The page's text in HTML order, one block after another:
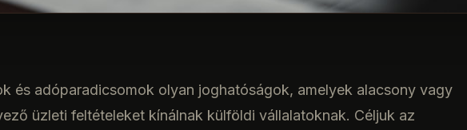
és adóparadicsomok olyan joghatóságok, amelyek alacsony vagy
üzleti feltételeket kínálnak külföldi vállalatoknak. Céljuk az